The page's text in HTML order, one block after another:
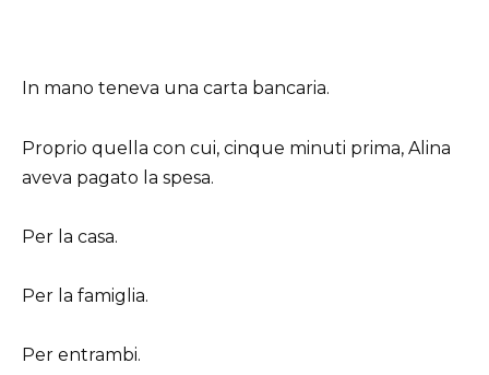
In mano teneva una carta bancaria.
Proprio quella con cui, cinque minuti prima, Alina
aveva pagato la spesa.
Per la casa.
Per la famiglia.
Per entrambi.